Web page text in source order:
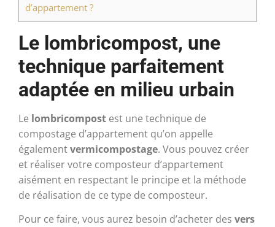
d’appartement ?
Le lombricompost, une
technique parfaitement
adaptée en milieu urbain
Le lombricompost est une technique de
compostage d’appartement qu’on appelle
égalementvermicompostage. Vous pouvez créer
et réaliser votre composteur d’appartement
aisément en respectant le principe et la méthode
de réalisation de ce type de composteur.
Pour ce faire, vous aurez besoin d’acheter des vers